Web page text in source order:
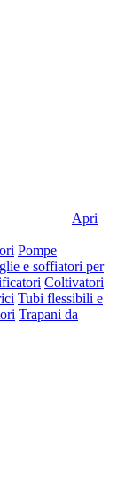
Apri
Pompe
e soffiatori per
Coltivatori
Tubi flessibili e
Trapani da